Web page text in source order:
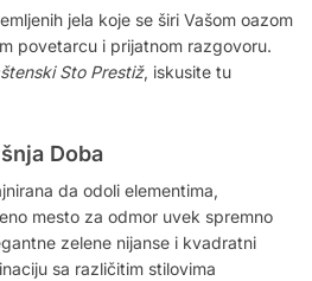
jela koje se širi Vašom oazom
povetarcu i prijatnom razgovoru.
Sto Prestiž, iskusite tu
Doba
da odoli elementima,
mesto za odmor uvek spremno
zelene nijanse i kvadratni
sa različitim stilovima